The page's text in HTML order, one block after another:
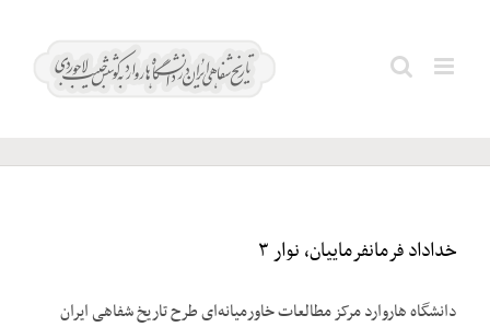
میلادی؛
خداداد فرمانفرماییان، نوار ۳
دانشگاه هاروارد مرکز مطالعات خاورمیانه‌ای طرح تاریخ شفاهی ایران